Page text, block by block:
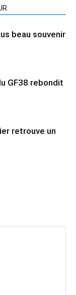
beau souvenir
GF38 rebondit
retrouve un